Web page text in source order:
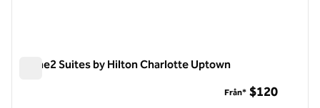
Home2 Suites by Hilton Charlotte Uptown
Från* $120